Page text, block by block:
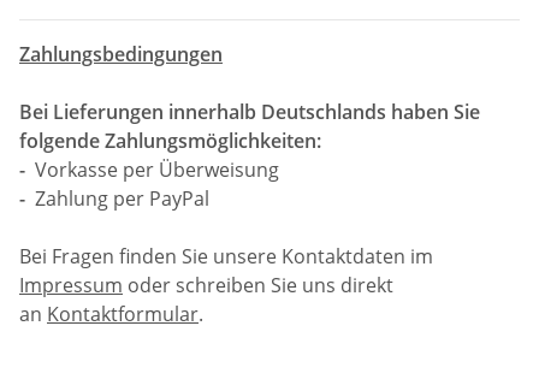
Zahlungsbedingungen
Bei Lieferungen innerhalb Deutschlands haben Sie
folgende Zahlungsmöglichkeiten:
- Vorkasse per Überweisung
- Zahlung per PayPal
Bei Fragen finden Sie unsere Kontaktdaten im
Impressum oder schreiben Sie uns direkt
an Kontaktformular.